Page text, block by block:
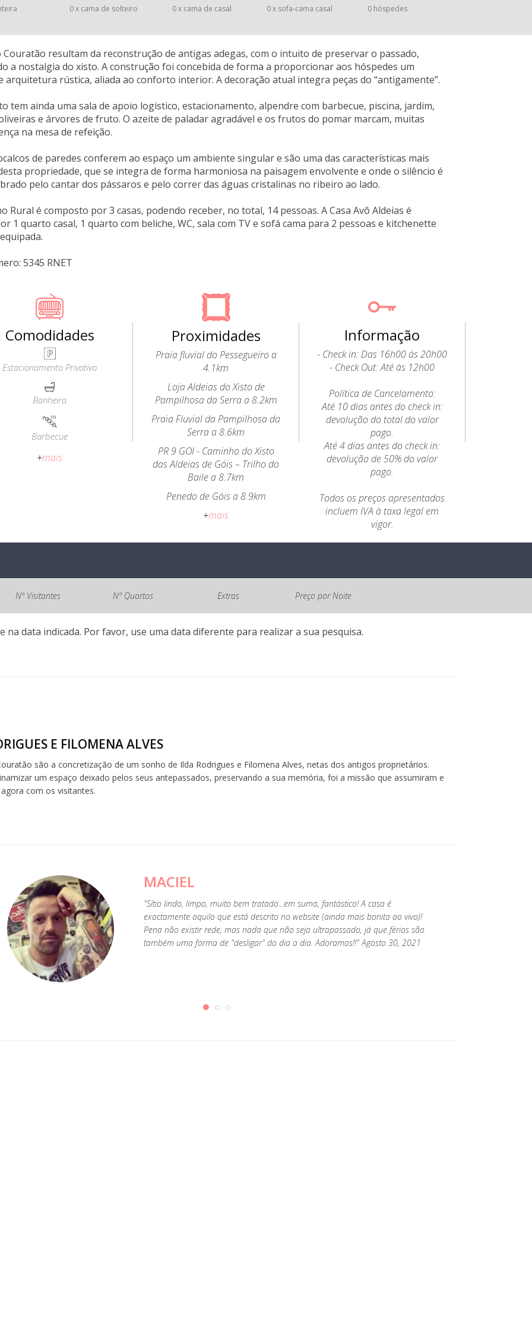
0 x cama de solteiro 0 x cama de casal 0 x sofa-cama casal 0 hóspedes
Couratão resultam da reconstrução de antigas adegas, com o intuito de preservar o passado,
a nostalgia do xisto. A construção foi concebida de forma a proporcionar aos hóspedes um
arquitetura rústica, aliada ao conforto interior. A decoração atual integra peças do “antigamente”.
tem ainda uma sala de apoio logístico, estacionamento, alpendre com barbecue, piscina, jardim,
e árvores de fruto. O azeite de paladar agradável e os frutos do pomar marcam, muitas
na mesa de refeição.
de paredes conferem ao espaço um ambiente singular e são uma das características mais
propriedade, que se integra de forma harmoniosa na paisagem envolvente e onde o silêncio é
pelo cantar dos pássaros e pelo correr das águas cristalinas no ribeiro ao lado.
Rural é composto por 3 casas, podendo receber, no total, 14 pessoas. A Casa Avô Aldeias é
1 quarto casal, 1 quarto com beliche, WC, sala com TV e sofá cama para 2 pessoas e kitchenette
5345 RNET
Comodidades
Estacionamento Privativo
Banheira
Barbecue
+mais
Proximidades
Praia fluvial do Pessegueiro a
4.1km
Loja Aldeias do Xisto de
Pampilhosa da Serra a 8.2km
Praia Fluvial da Pampilhosa da
Serra a 8.6km
PR 9 GOI - Caminho do Xisto
das Aldeias de Góis – Trilho do
Baile a 8.7km
Penedo de Góis a 8.9km
+mais
Informação
- Check in: Das 16h00 às 20h00
- Check Out: Até às 12h00
Política de Cancelamento:
Até 10 dias antes do check in:
devolução do total do valor
pago.
Até 4 dias antes do check in:
devolução de 50% do valor
pago.
Todos os preços apresentados
incluem IVA à taxa legal em
vigor.
Nº Visitantes Nº Quartos Extras Preço por Noite
na data indicada. Por favor, use uma data diferente para realizar a sua pesquisa.
E FILOMENA ALVES
são a concretização de um sonho de Ilda Rodrigues e Filomena Alves, netas dos antigos proprietários.
um espaço deixado pelos seus antepassados, preservando a sua memória, foi a missão que assumiram e
com os visitantes.
MACIEL
"Sítio lindo, limpo, muito bem tratado...em suma, fantástico! A casa é
exactamente aquilo que está descrito no website (ainda mais bonita ao vivo)!
Pena não existir rede, mas nada que não seja ultrapassado, já que férias são
também uma forma de "desligar" do dia a dia. Adoramos!!" Agosto 30, 2021